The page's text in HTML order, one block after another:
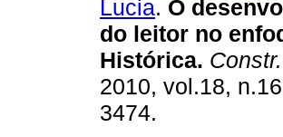
Lucia. O
do leitor no
Histórica.
2010, vol.18,
3474.